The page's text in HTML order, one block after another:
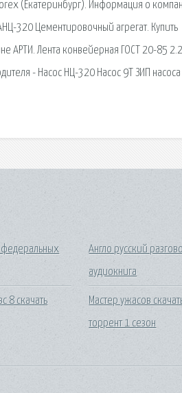
(Екатеринбург). Информация о
320 Цементировочный агрегат. Купить
АРТИ. Лента конвейерная ГОСТ 20-85
- Насос НЦ-320 Насос 9Т ЗИП насоса
8 скачать
Англо русский
аудиокнига
Мастер ужасов
торрент 1 сезон